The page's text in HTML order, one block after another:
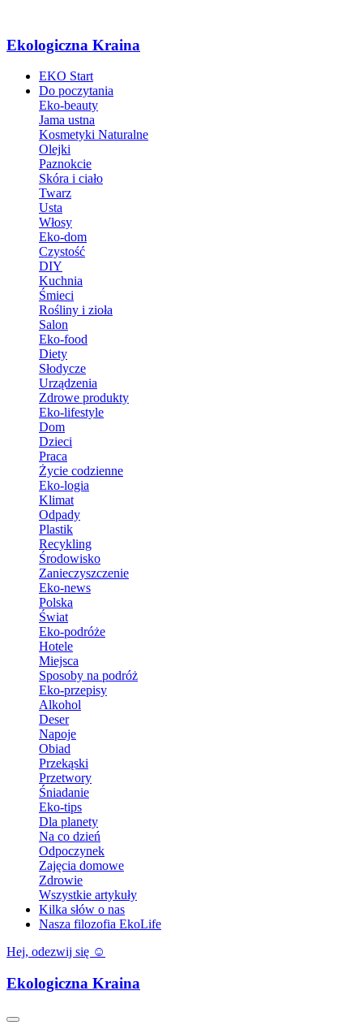
Ekologiczna Kraina
EKO Start
Do poczytania
Eko-beauty
Jama ustna
Kosmetyki Naturalne
Olejki
Paznokcie
Skóra i ciało
Twarz
Usta
Włosy
Eko-dom
Czystość
DIY
Kuchnia
Śmieci
Rośliny i zioła
Salon
Eko-food
Diety
Słodycze
Urządzenia
Zdrowe produkty
Eko-lifestyle
Dom
Dzieci
Praca
Życie codzienne
Eko-logia
Klimat
Odpady
Plastik
Recykling
Środowisko
Zanieczyszczenie
Eko-news
Polska
Świat
Eko-podróże
Hotele
Miejsca
Sposoby na podróż
Eko-przepisy
Alkohol
Deser
Napoje
Obiad
Przekąski
Przetwory
Śniadanie
Eko-tips
Dla planety
Na co dzień
Odpoczynek
Zajęcia domowe
Zdrowie
Wszystkie artykuły
Kilka słów o nas
Nasza filozofia EkoLife
Hej, odezwij się ☺️
Ekologiczna Kraina